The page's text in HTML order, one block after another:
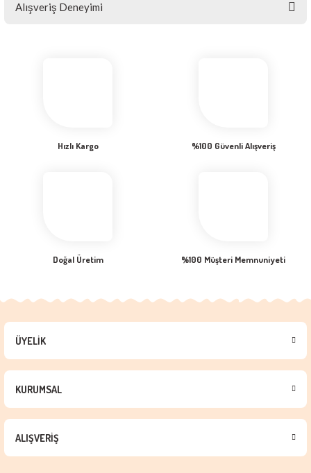
Alışveriş Deneyimi
Hızlı Kargo %100 Güvenli Alışveriş
Doğal Üretim %100 Müşteri Memnuniyeti
ÜYELİK
KURUMSAL
ALIŞVERİŞ